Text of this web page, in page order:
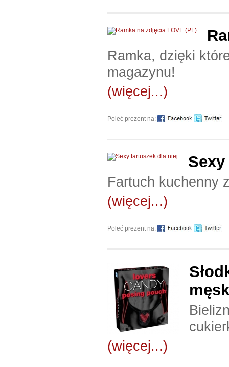
Ramka, dzięki
magazynu!
(więcej...)
Poleć prezent na:
Fartuch kuchenny
(więcej...)
Poleć prezent na:
(więcej...)